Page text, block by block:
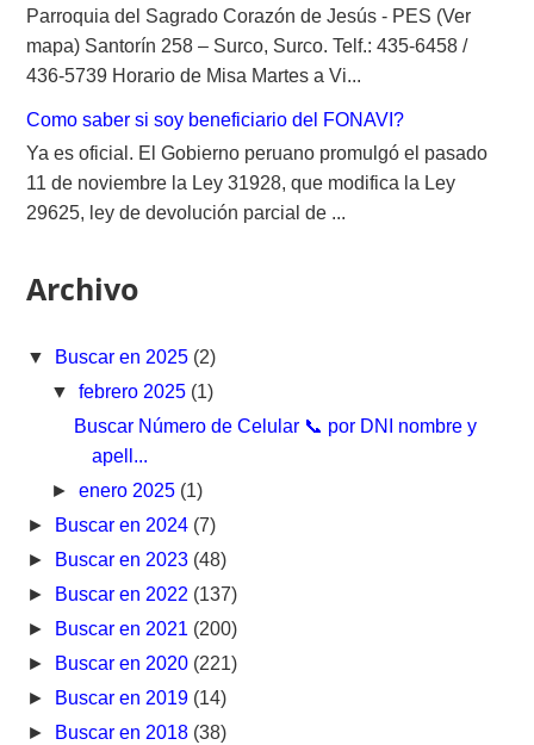
Parroquia del Sagrado Corazón de Jesús - PES (Ver
mapa) Santorín 258 – Surco, Surco. Telf.: 435-6458 /
436-5739 Horario de Misa Martes a Vi...
Como saber si soy beneficiario del FONAVI?
Ya es oficial. El Gobierno peruano promulgó el pasado
11 de noviembre la Ley 31928, que modifica la Ley
29625, ley de devolución parcial de ...
Archivo
▼ Buscar en 2025 (2)
▼ febrero 2025 (1)
Buscar Número de Celular 📞 por DNI nombre y
apell...
► enero 2025 (1)
► Buscar en 2024 (7)
► Buscar en 2023 (48)
► Buscar en 2022 (137)
► Buscar en 2021 (200)
► Buscar en 2020 (221)
► Buscar en 2019 (14)
► Buscar en 2018 (38)